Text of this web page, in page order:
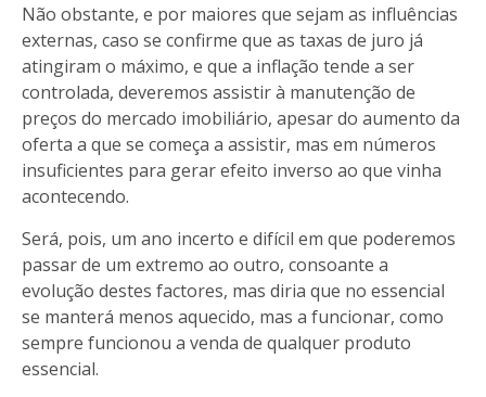
Não obstante, e por maiores que sejam as influências
externas, caso se confirme que as taxas de juro já
atingiram o máximo, e que a inflação tende a ser
controlada, deveremos assistir à manutenção de
preços do mercado imobiliário, apesar do aumento da
oferta a que se começa a assistir, mas em números
insuficientes para gerar efeito inverso ao que vinha
acontecendo.
Será, pois, um ano incerto e difícil em que poderemos
passar de um extremo ao outro, consoante a
evolução destes factores, mas diria que no essencial
se manterá menos aquecido, mas a funcionar, como
sempre funcionou a venda de qualquer produto
essencial.